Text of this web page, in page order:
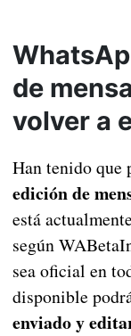
de
volver a
Han tenido que
edición de
está
según
sea oficial en
disponible
enviado y